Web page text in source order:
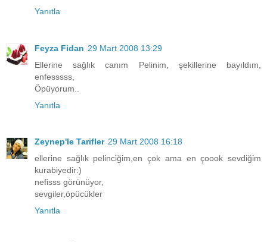
Yanıtla
Feyza Fidan 29 Mart 2008 13:29
Ellerine sağlık canım Pelinim, şekillerine bayıldım,
enfesssss,
Öpüyorum..
Yanıtla
Zeynep'le Tarifler 29 Mart 2008 16:18
ellerine sağlık pelinciğim,en çok ama en çoook sevdiğim
kurabiyedir:)
nefisss görünüyor,
sevgiler,öpücükler
Yanıtla